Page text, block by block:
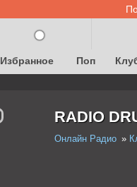
Избранное Поп
RADIO
Онлайн Радио